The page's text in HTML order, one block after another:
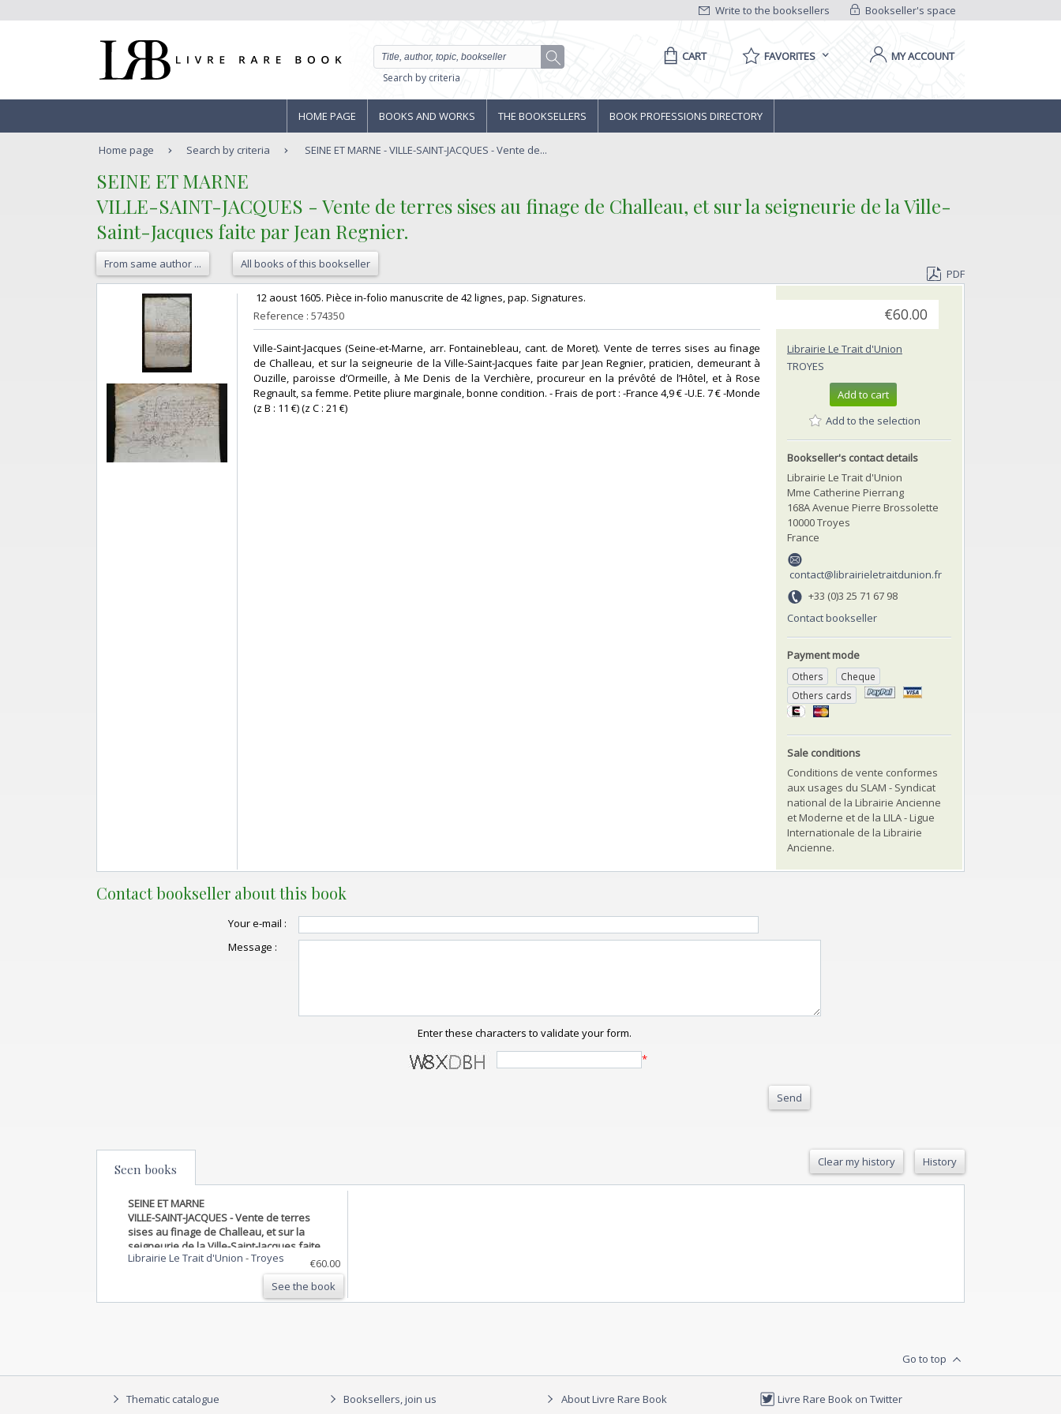
Bookseller's space
Write to the booksellers
Search by criteria
CART FAVORITES MY ACCOUNT
HOME PAGE BOOKS AND WORKS THE BOOKSELLERS BOOK PROFESSIONS DIRECTORY
Home page Search by criteria SEINE ET MARNE - VILLE-SAINT-JACQUES - Vente de...
‎SEINE ET MARNE‎
‎VILLE-SAINT-JACQUES - Vente de terres sises au finage de Challeau, et sur la seigneurie de la Ville-
Saint-Jacques faite par Jean Regnier.‎
From same author ... All books of this bookseller
PDF
‎ 12 aoust 1605. Pièce in-folio manuscrite de 42 lignes, pap. Signatures. ‎
Reference : 574350
‎Ville-Saint-Jacques (Seine-et-Marne, arr. Fontainebleau, cant. de Moret). Vente de terres sises au finage
de Challeau, et sur la seigneurie de la Ville-Saint-Jacques faite par Jean Regnier, praticien, demeurant à
Ouzille, paroisse d’Ormeille, à Me Denis de la Verchière, procureur en la prévôté de l’Hôtel, et à Rose
Regnault, sa femme. Petite pliure marginale, bonne condition. - Frais de port : -France 4,9 € -U.E. 7 € -Monde
(z B : 11 €) (z C : 21 €) ‎
€60.00
Librairie Le Trait d'Union
TROYES
Add to cart
Add to the selection
Bookseller's contact details
Librairie Le Trait d'Union
Mme Catherine Pierrang
168A Avenue Pierre Brossolette
10000 Troyes
France
contact@librairieletraitdunion.fr
+33 (0)3 25 71 67 98
Contact bookseller
Payment mode
Others
Cheque
Others cards
Sale conditions
Conditions de vente conformes
aux usages du SLAM - Syndicat
national de la Librairie Ancienne
et Moderne et de la LILA - Ligue
Internationale de la Librairie
Ancienne.
Contact bookseller about this book
Your e-mail :
Message :
Enter these characters to validate your form.
*
Send
Seen books Clear my history History
SEINE ET MARNE
VILLE-SAINT-JACQUES - Vente de terres
sises au finage de Challeau, et sur la
seigneurie de la Ville-Saint-Jacques faite
par Jean Regnier.
Librairie Le Trait d'Union -Troyes
€60.00
See the book
Go to top
Thematic catalogue Booksellers, join us About Livre Rare Book Livre Rare Book on Twitter